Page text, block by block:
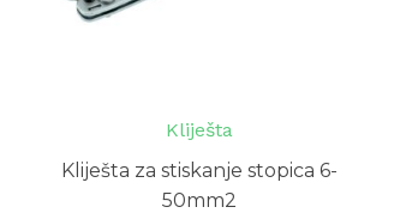
Kliješta
Kliješta za stiskanje stopica 6-
50mm2